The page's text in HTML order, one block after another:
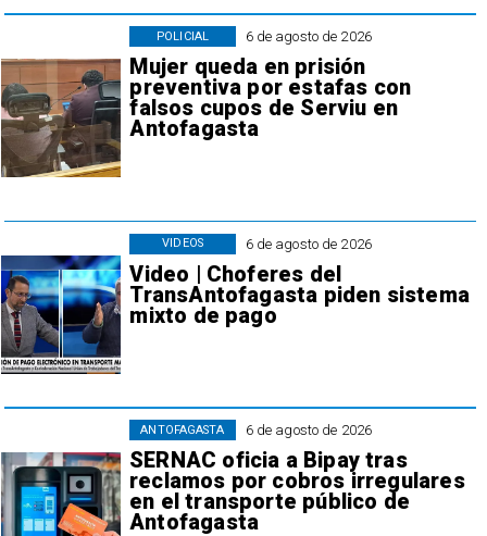
6 de agosto de 2026
Mujer queda en prisión
preventiva por estafas con
falsos cupos de Serviu en
Antofagasta
POLICIAL
6 de agosto de 2026
Video | Choferes del
TransAntofagasta piden sistema
mixto de pago
VIDEOS
6 de agosto de 2026
SERNAC oficia a Bipay tras
reclamos por cobros irregulares
en el transporte público de
Antofagasta
ANTOFAGASTA